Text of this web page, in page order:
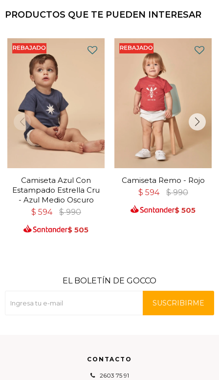
PRODUCTOS QUE TE PUEDEN INTERESAR
Camiseta Azul Con
Estampado Estrella Cru
- Azul Medio Oscuro
$ 594 $ 990
$ 505
Camiseta Remo - Rojo
$ 594 $ 990
$ 505
CONTACTO
2603 75 91
EL BOLETÍN DE GOCCO
SUSCRIBIRME